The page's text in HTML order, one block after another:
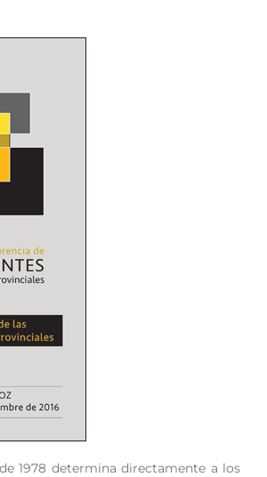
1978 determina directamente a los